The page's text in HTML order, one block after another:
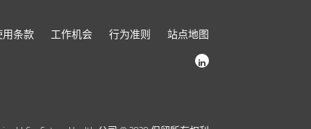
用条款 工作机会 行为准则 站点地图